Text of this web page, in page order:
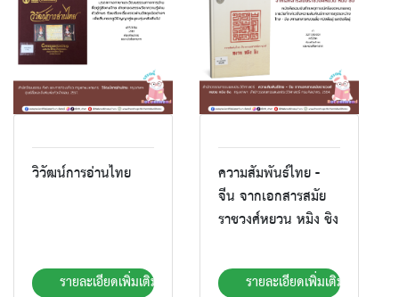
วิวัฒน์การอ่านไทย
รายละเอียดเพิ่มเติม
ความสัมพันธ์ไทย -
จีน จากเอกสารสมัย
ราชวงศ์หยวน หมิง ชิง
รายละเอียดเพิ่มเติม